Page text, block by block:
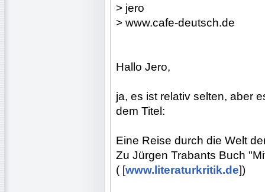
> jero
> www.cafe-deutsch.de
Hallo Jero,
ja, es ist relativ selten, aber
dem Titel:
Eine Reise durch die Welt
Zu Jürgen Trabants Buch
( [www.literaturkritik.de])